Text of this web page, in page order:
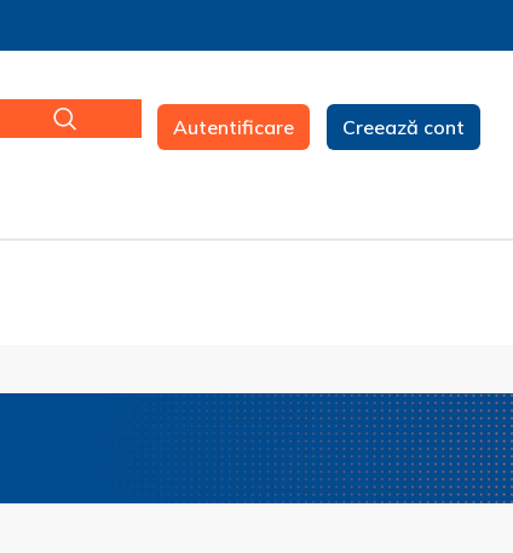
Autentificare Creează cont